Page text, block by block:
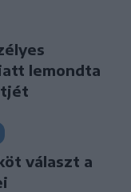
lemondta
választ a